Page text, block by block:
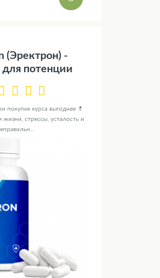
(Эректрон) -
для потенции
покупке курса выгоднее 💊
стрессы, усталость и